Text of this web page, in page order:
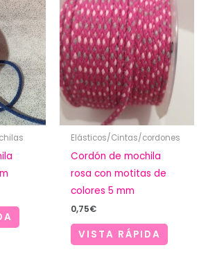
Elásticos/Cintas/cordones
Cordón de mochila
rosa con motitas de
colores 5 mm
0,75€
VISTA RÁPIDA